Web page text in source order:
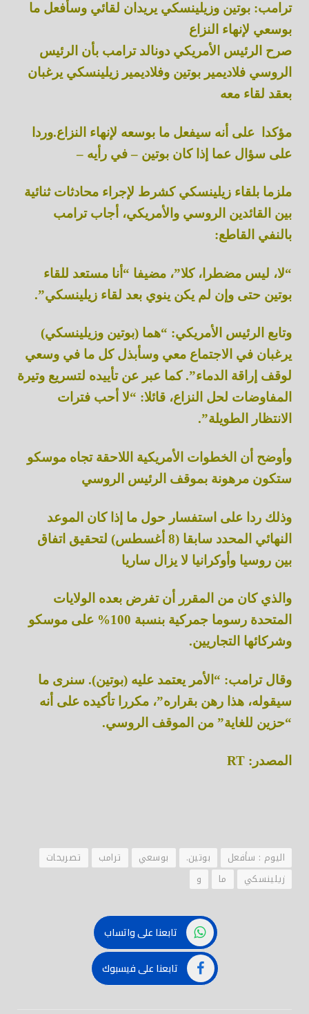
ترامب: بوتين وزيلينسكي يريدان لقائي وسأفعل ما
بوسعي لإنهاء النزاع
صرح الرئيس الأمريكي دونالد ترامب بأن الرئيس
الروسي فلاديمير بوتين وفلاديمير زيلينسكي يرغبان
بعقد لقاء معه
مؤكدا على أنه سيفعل ما بوسعه لإنهاء النزاع.وردا
على سؤال عما إذا كان بوتين – في رأيه –
ملزما بلقاء زيلينسكي كشرط لإجراء محادثات ثنائية
بين القائدين الروسي والأمريكي، أجاب ترامب
بالنفي القاطع:
“لا، ليس مضطرا، كلا”، مضيفا “أنا مستعد للقاء
بوتين حتى وإن لم يكن ينوي بعد لقاء زيلينسكي”.
وتابع الرئيس الأمريكي: “هما (بوتين وزيلينسكي)
يرغبان في الاجتماع معي وسأبذل كل ما في وسعي
لوقف إراقة الدماء”. كما عبر عن تأييده لتسريع وتيرة
المفاوضات لحل النزاع، قائلا: “لا أحب فترات
الانتظار الطويلة”.
وأوضح أن الخطوات الأمريكية اللاحقة تجاه موسكو
ستكون مرهونة بموقف الرئيس الروسي
وذلك ردا على استفسار حول ما إذا كان الموعد
النهائي المحدد سابقا (8 أغسطس) لتحقيق اتفاق
بين روسيا وأوكرانيا لا يزال ساريا
والذي كان من المقرر أن تفرض بعده الولايات
المتحدة رسوما جمركية بنسبة 100% على موسكو
وشركائها التجاريين.
وقال ترامب: “الأمر يعتمد عليه (بوتين). سنرى ما
سيقوله، هذا رهن بقراره”، مكررا تأكيده على أنه
“حزين للغاية” من الموقف الروسي.
المصدر: RT
اليوم : سأفعل بوتين. بوسعي ترامب
تصريحات
زيلينسكي
ما و
تابعنا على واتساب
تابعنا على فيسبوك